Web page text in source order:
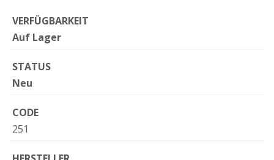
VERFÜGBARKEIT
Auf Lager
STATUS
Neu
CODE
251